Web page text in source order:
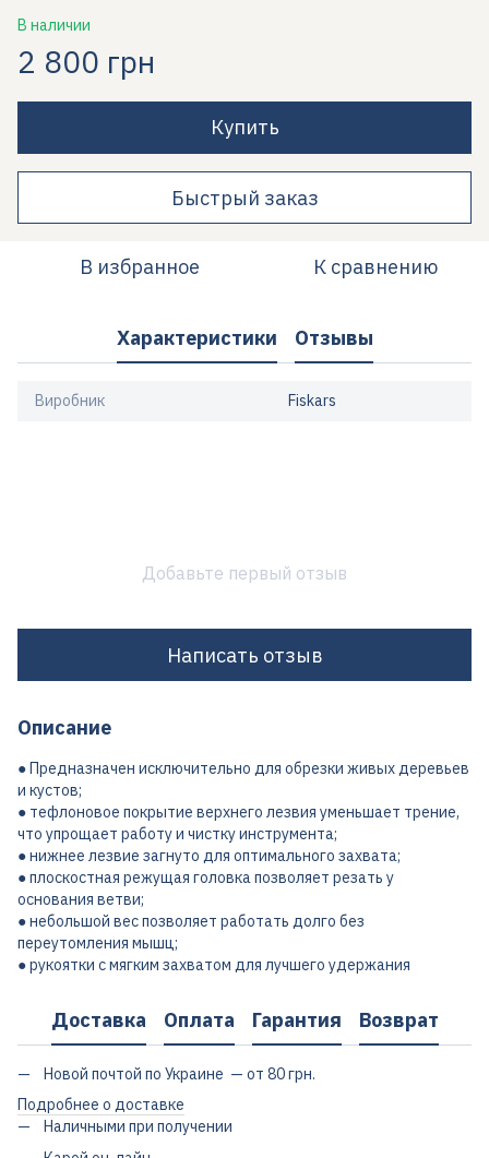
В наличии
2 800 грн
Купить
Быстрый заказ
В избранное К сравнению
Характеристики Отзывы
Виробник Fiskars
Добавьте первый отзыв
Написать отзыв
Описание
● Предназначен исключительно для обрезки живых деревьев
и кустов;
● тефлоновое покрытие верхнего лезвия уменьшает трение,
что упрощает работу и чистку инструмента;
● нижнее лезвие загнуто для оптимального захвата;
● плоскостная режущая головка позволяет резать у
основания ветви;
● небольшой вес позволяет работать долго без
переутомления мышц;
● рукоятки с мягким захватом для лучшего удержания
Доставка Оплата Гарантия Возврат
Новой почтой по Украине — от 80 грн.
Подробнее о доставке
Наличными при получении